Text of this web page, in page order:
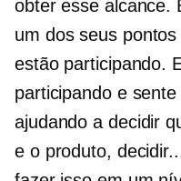
obter esse alcance.
um dos seus
estão participando.
participando e
ajudando a decidir
e o produto,